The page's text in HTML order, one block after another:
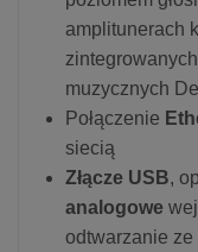
amplitunerach
muzycznych
Połączenie
siecią
Złącze USB,
analogowe
odtwarzanie ze